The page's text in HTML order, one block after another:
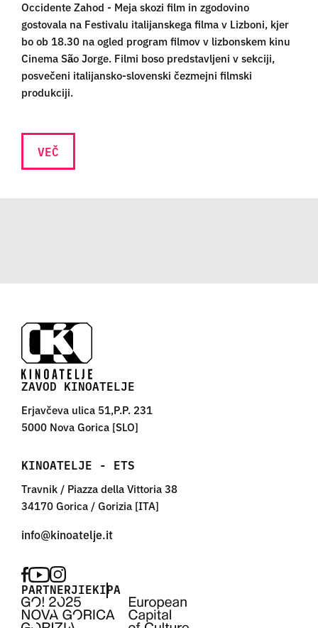
Occidente Zahod - Meja skozi film in zgodovino
gostovala na Festivalu italijanskega filma v Lizboni, kjer
bo ob 18.30 na ogled program filmov v lizbonskem kinu
Cinema São Jorge. Filmi boso predstavljeni v sekciji,
posvečeni italijansko-slovenski čezmejni filmski
produkciji.
VEČ
ZAVOD KINOATELJE
Erjavčeva ulica 51,P.P. 231
5000 Nova Gorica [SLO]
KINOATELJE - ETS
Travnik / Piazza della Vittoria 38
34170 Gorica / Gorizia [ITA]
PARTNERJIEKIPA